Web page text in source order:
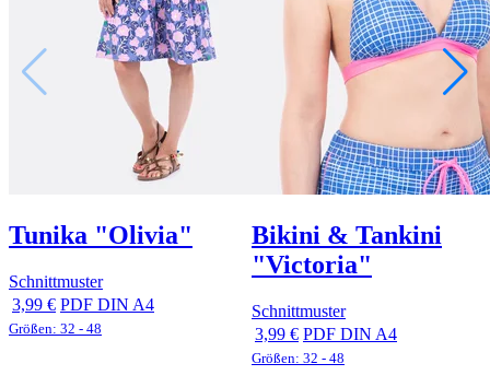
Tunika "Olivia"
Schnittmuster
3,99 € PDF DIN A4
Größen: 32 - 48
Bikini & Tankini
"Victoria"
Schnittmuster
3,99 € PDF DIN A4
Größen: 32 - 48